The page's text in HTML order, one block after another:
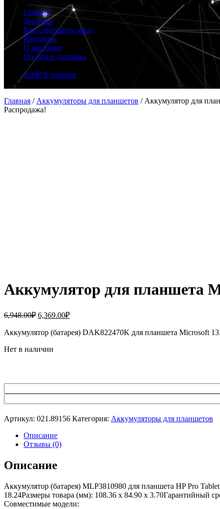
Главная
Дилерам
Как совершить заказ
Контакты
О магазине
Оплата и доставка
0.00₽ 0 товаров
Главная / Аккумуляторы для планшетов / Аккумулятор для
Распродажа!
Аккумулятор для планшета
6,948.00₽ Первоначальная
составляла
6,369.00₽Текущая
6,369.00₽.
Аккумулятор (батарея) DAK822470K для планшета Microsoft
Нет в наличии
Артикул: 021.89156 Категория: Аккумуляторы для планшетов
Описание
Отзывы (0)
Описание
Аккумулятор (батарея) MLP3810980 для планшета HP Pro
18.24Размеры товара (мм): 108.36 x 84.90 x 3.70Гарантийный
Совместимые модели: